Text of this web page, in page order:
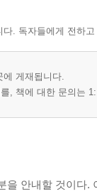
. 독자들에게 전하
에 게재됩니다.
, 책에 대한 문의는
을 안내할 것이다